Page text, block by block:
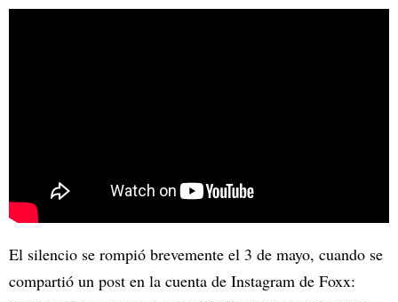
El silencio se rompió brevemente el 3 de mayo, cuando se
compartió un post en la cuenta de Instagram de Foxx: